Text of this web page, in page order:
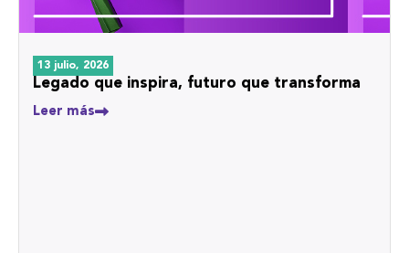
13 julio, 2026
Legado que inspira, futuro que transforma
Leer más